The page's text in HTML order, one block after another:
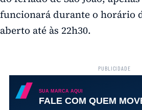
funcionará durante o horário
aberto até às 22h30.
PUBLICIDADE